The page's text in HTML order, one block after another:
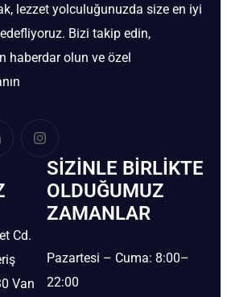
lezzet yolculuğunuzda size en iyi
Bizi takip edin,
haberdar olun ve özel
Cd.
Van
SIZINLE BIRLIKTE
OLDUĞUMUZ
ZAMANLAR
Pazartesi – Cuma: 8:00–
22:00